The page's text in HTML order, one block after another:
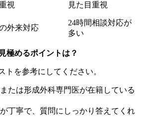
視 見た目重視
外来対応
24時間相談対応が
多い
極めるポイントは？
トを参考にしてください。
たは形成外科専門医が在籍している
丁寧で、質問にしっかり答えてくれ